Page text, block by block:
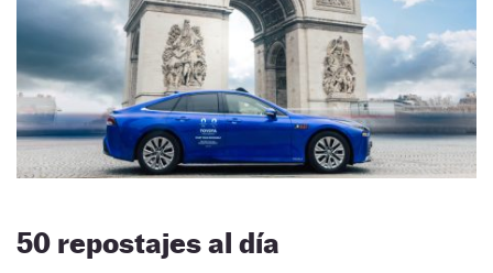
50 repostajes al día